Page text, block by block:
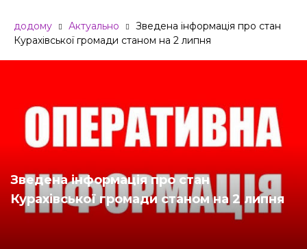
додому Актуально
Зведена інформація про стан
Курахівської громади станом на 2 липня
Зведена інформація про стан
Курахівської громади станом на 2 липня